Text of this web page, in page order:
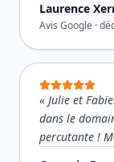
Laurence
Avis Google ·
« Julie et
dans le
percutante !